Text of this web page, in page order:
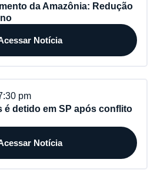
da Amazônia: Redução
Notícia
pm
é detido em SP após conflito
Notícia